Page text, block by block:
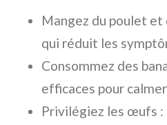
Mangez du poulet et
qui réduit les
Consommez des
efficaces pour
Privilégiez les œufs :